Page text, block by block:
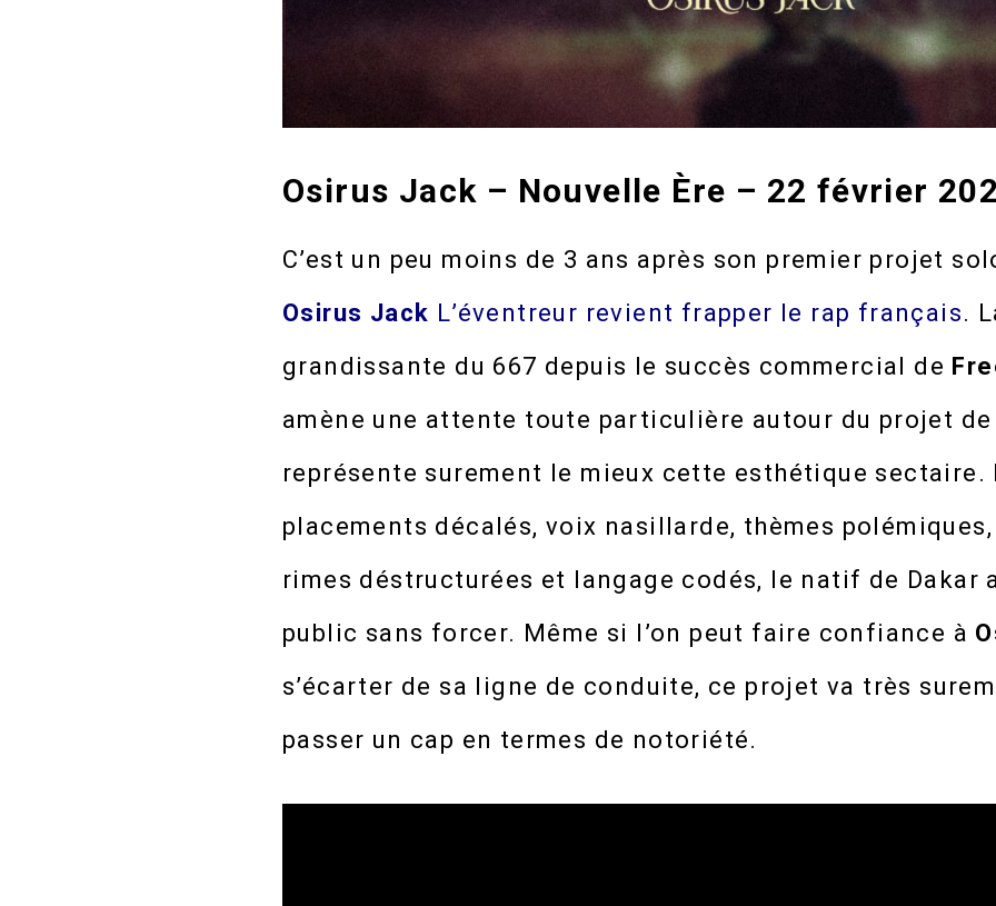
Osirus Jack – Nouvelle Ère – 22 février
C’est un peu moins de 3 ans après son premier projet
Osirus Jack L’éventreur revient frapper le rap français.
grandissante du 667 depuis le succès commercial de
amène une attente toute particulière autour du projet
représente surement le mieux cette esthétique
placements décalés, voix nasillarde, thèmes
rimes déstructurées et langage codés, le natif de Dakar
public sans forcer. Même si l’on peut faire confiance à
s’écarter de sa ligne de conduite, ce projet va très
passer un cap en termes de notoriété.